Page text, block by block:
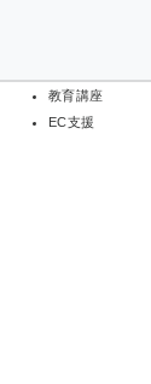
教育講座
EC支援